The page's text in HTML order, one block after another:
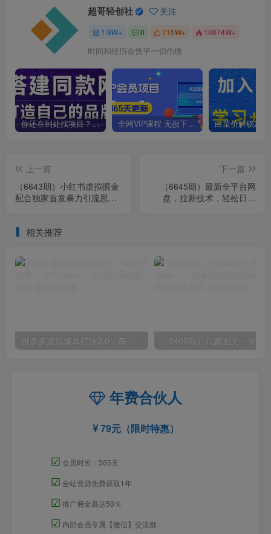
超哥轻创社 关注
1.9W+ 0 715W+ 10874W+
时间和经历会抚平一切伤痛
你还在到处找项目？还在当韭菜？我靠卖项目一个月收入5万+，曾经我也是个失败者。 全网VIP课程 无损下载~
上一篇
（6643期）小红书虚拟掘金
配合独家首发暴力引流思
下一篇
（6645期）最新全平台网
盘，拉新技术，轻松日入
相关推荐
年费合伙人
79元（限时特惠）
☑ 会员时长：365天
☑ 全站资源免费获取1年
☑ 推广佣金高达50％
☑ 内部会员专属【微信】交流群